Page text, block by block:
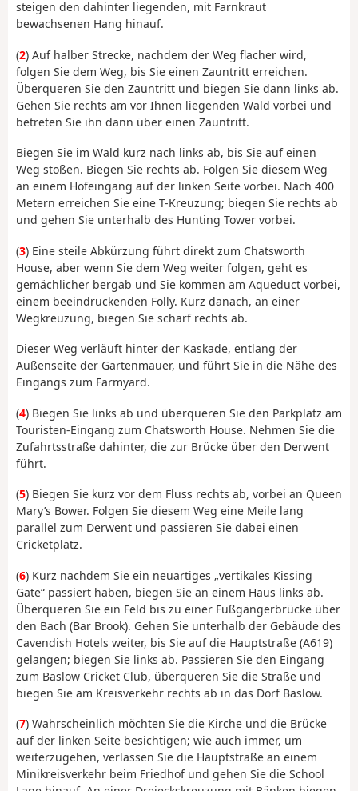
steigen den dahinter liegenden, mit Farnkraut
bewachsenen Hang hinauf.
(2) Auf halber Strecke, nachdem der Weg flacher wird,
folgen Sie dem Weg, bis Sie einen Zauntritt erreichen.
Überqueren Sie den Zauntritt und biegen Sie dann links ab.
Gehen Sie rechts am vor Ihnen liegenden Wald vorbei und
betreten Sie ihn dann über einen Zauntritt.
Biegen Sie im Wald kurz nach links ab, bis Sie auf einen
Weg stoßen. Biegen Sie rechts ab. Folgen Sie diesem Weg
an einem Hofeingang auf der linken Seite vorbei. Nach 400
Metern erreichen Sie eine T-Kreuzung; biegen Sie rechts ab
und gehen Sie unterhalb des Hunting Tower vorbei.
(3) Eine steile Abkürzung führt direkt zum Chatsworth
House, aber wenn Sie dem Weg weiter folgen, geht es
gemächlicher bergab und Sie kommen am Aqueduct vorbei,
einem beeindruckenden Folly. Kurz danach, an einer
Wegkreuzung, biegen Sie scharf rechts ab.
Dieser Weg verläuft hinter der Kaskade, entlang der
Außenseite der Gartenmauer, und führt Sie in die Nähe des
Eingangs zum Farmyard.
(4) Biegen Sie links ab und überqueren Sie den Parkplatz am
Touristen-Eingang zum Chatsworth House. Nehmen Sie die
Zufahrtsstraße dahinter, die zur Brücke über den Derwent
führt.
(5) Biegen Sie kurz vor dem Fluss rechts ab, vorbei an Queen
Mary’s Bower. Folgen Sie diesem Weg eine Meile lang
parallel zum Derwent und passieren Sie dabei einen
Cricketplatz.
(6) Kurz nachdem Sie ein neuartiges „vertikales Kissing
Gate“ passiert haben, biegen Sie an einem Haus links ab.
Überqueren Sie ein Feld bis zu einer Fußgängerbrücke über
den Bach (Bar Brook). Gehen Sie unterhalb der Gebäude des
Cavendish Hotels weiter, bis Sie auf die Hauptstraße (A619)
gelangen; biegen Sie links ab. Passieren Sie den Eingang
zum Baslow Cricket Club, überqueren Sie die Straße und
biegen Sie am Kreisverkehr rechts ab in das Dorf Baslow.
(7) Wahrscheinlich möchten Sie die Kirche und die Brücke
auf der linken Seite besichtigen; wie auch immer, um
weiterzugehen, verlassen Sie die Hauptstraße an einem
Minikreisverkehr beim Friedhof und gehen Sie die School